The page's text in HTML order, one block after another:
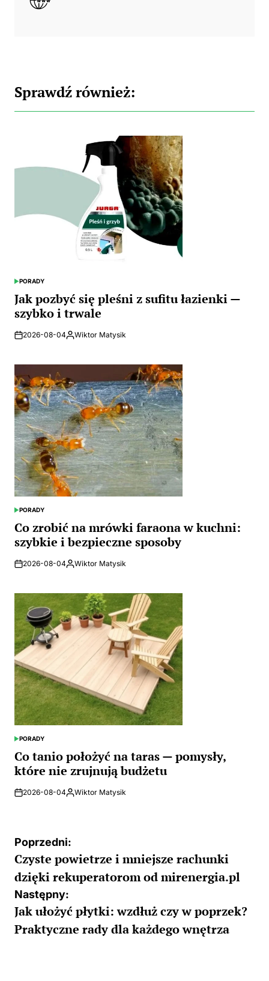
Sprawdź również:
POSTED
IN
PORADY
Jak pozbyć się pleśni z sufitu łazienki —
szybko i trwale
2026-08-04Posted
Wiktor Matysik
POSTED
IN
PORADY
Co zrobić na mrówki faraona w kuchni:
szybkie i bezpieczne sposoby
2026-08-04Posted
Wiktor Matysik
POSTED
IN
PORADY
Co tanio położyć na taras — pomysły,
które nie zrujnują budżetu
2026-08-04Posted
Wiktor Matysik
Nawigacja
wpisu
Poprzedni:
Czyste powietrze i mniejsze rachunki
dzięki rekuperatorom od mirenergia.pl
Następny:
Jak ułożyć płytki: wzdłuż czy w poprzek?
Praktyczne rady dla każdego wnętrza